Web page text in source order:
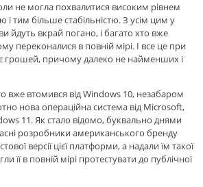
не могла похвалитися високим рівнем
і тим більше стабільністю. З усім цим у
йдуть вкрай погано, і багато хто вже
переконалися в повній мірі. І все це при
причому далеко не найменших і
вже втомився від Windows 10, незабаром
нова операційна система від Microsoft,
11. Як стало відомо, буквально днями
розробники американського бренду
версії цієї платформи, а надали їм такої
її в повній мірі протестувати до публічної